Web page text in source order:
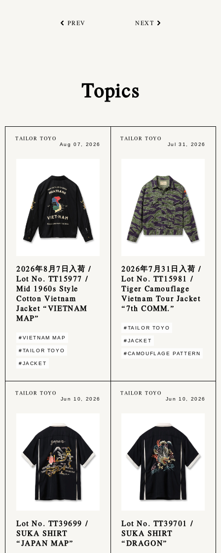
PREV NEXT
Topics
TAILOR TOYO
Aug 07, 2026
2026年8月7日入荷 /
Lot No. TT15977 /
Mid 1960s Style
Cotton Vietnam
Jacket “VIETNAM
MAP”
#VIETNAM MAP
#TAILOR TOYO
#JACKET
TAILOR TOYO
Jul 31, 2026
2026年7月31日入荷 /
Lot No. TT15981 /
Tiger Camouflage
Vietnam Tour Jacket
“7th COMM.”
#TAILOR TOYO
#JACKET
#CAMOUFLAGE PATTERN
TAILOR TOYO
Jun 10, 2026
Lot No. TT39699 /
SUKA SHIRT
“JAPAN MAP”
TAILOR TOYO
Jun 10, 2026
Lot No. TT39701 /
SUKA SHIRT
“DRAGON”